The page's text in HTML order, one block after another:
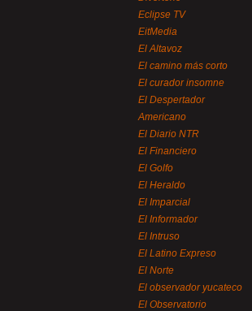
Eclipse TV
EitMedia
El Altavoz
El camino más corto
El curador insomne
El Despertador
Americano
El Diario NTR
El Financiero
El Golfo
El Heraldo
El Imparcial
El Informador
El Intruso
El Latino Expreso
El Norte
El observador yucateco
El Observatorio